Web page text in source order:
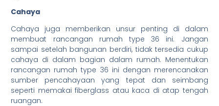
Cahaya
Cahaya juga memberikan unsur penting di dalam
membuat rancangan rumah type 36 ini. Jangan
sampai setelah bangunan berdiri, tidak tersedia cukup
cahaya di dalam bagian dalam rumah. Menentukan
rancangan rumah type 36 ini dengan merencanakan
sumber pencahayaan yang tepat dan seimbang
seperti memakai fiberglass atau kaca di atap tengah
ruangan.